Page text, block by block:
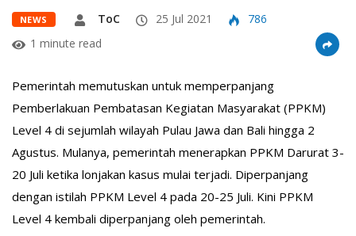
NEWS ToC 25 Jul 2021
786
1 minute read
Pemerintah memutuskan untuk memperpanjang
Pemberlakuan Pembatasan Kegiatan Masyarakat (PPKM)
Level 4 di sejumlah wilayah Pulau Jawa dan Bali hingga 2
Agustus. Mulanya, pemerintah menerapkan PPKM Darurat 3-
20 Juli ketika lonjakan kasus mulai terjadi. Diperpanjang
dengan istilah PPKM Level 4 pada 20-25 Juli. Kini PPKM
Level 4 kembali diperpanjang oleh pemerintah.